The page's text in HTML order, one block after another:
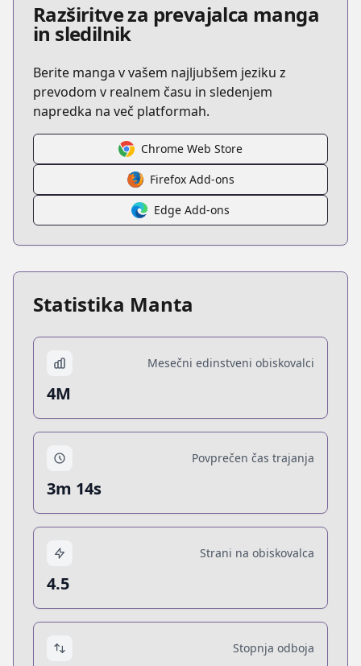
Razširitve za prevajalca manga
in sledilnik
Berite manga v vašem najljubšem jeziku z
prevodom v realnem času in sledenjem
napredka na več platformah.
Chrome Web Store
Firefox Add-ons
Edge Add-ons
Statistika Manta
Mesečni edinstveni obiskovalci
4M
Povprečen čas trajanja
3m 14s
Strani na obiskovalca
4.5
Stopnja odboja